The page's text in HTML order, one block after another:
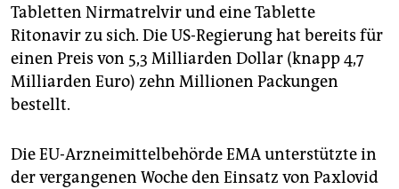
Tabletten Nirmatrelvir und eine Tablette
Ritonavir zu sich. Die US-Regierung hat bereits für
einen Preis von 5,3 Milliarden Dollar (knapp 4,7
Milliarden Euro) zehn Millionen Packungen
bestellt.
Die EU-Arzneimittelbehörde EMA unterstützte in
der vergangenen Woche den Einsatz von Paxlovid